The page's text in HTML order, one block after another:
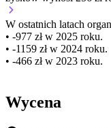
W ostatnich latach
• -977 zł w 2025 roku.
• -1159 zł w 2024 roku.
• -466 zł w 2023 roku.
Wycena